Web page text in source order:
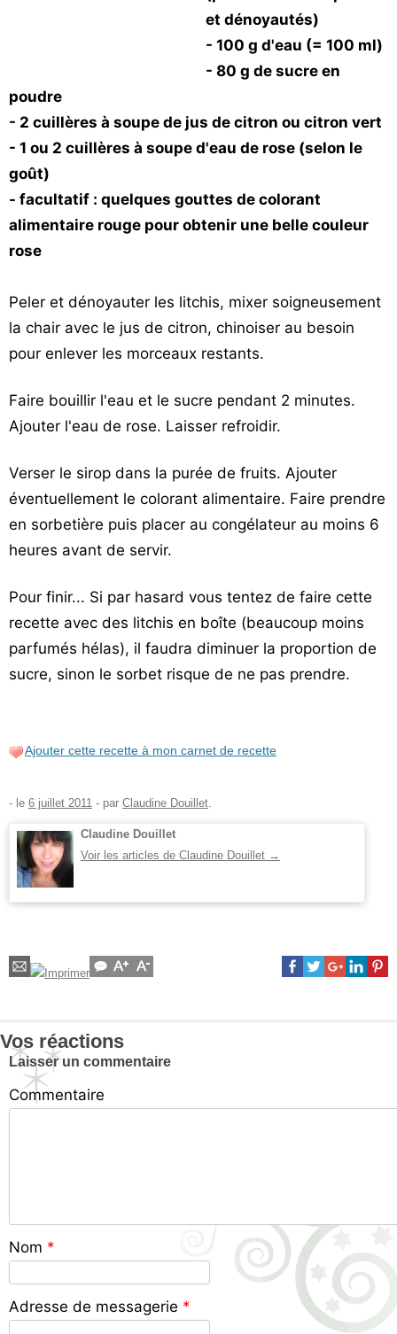
bonnes
adresses
et dénoyautés)
- 100 g d'eau (= 100 ml)
- 80 g de sucre en
poudre
- 2 cuillères à soupe de jus de citron ou citron vert
- 1 ou 2 cuillères à soupe d'eau de rose (selon le
goût)
- facultatif : quelques gouttes de colorant
alimentaire rouge pour obtenir une belle couleur
rose
Peler et dénoyauter les litchis, mixer soigneusement
la chair avec le jus de citron, chinoiser au besoin
pour enlever les morceaux restants.
Faire bouillir l'eau et le sucre pendant 2 minutes.
Ajouter l'eau de rose. Laisser refroidir.
Verser le sirop dans la purée de fruits. Ajouter
éventuellement le colorant alimentaire. Faire prendre
en sorbetière puis placer au congélateur au moins 6
heures avant de servir.
Pour finir... Si par hasard vous tentez de faire cette
recette avec des litchis en boîte (beaucoup moins
parfumés hélas), il faudra diminuer la proportion de
sucre, sinon le sorbet risque de ne pas prendre.
Ajouter cette recette à mon carnet de recette
- le 6 juillet 2011 - par Claudine Douillet
Claudine Douillet
Voir les articles de Claudine Douillet →
Vos réactions
Laisser un commentaire
Commentaire
Nom *
Adresse de messagerie *